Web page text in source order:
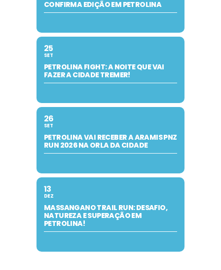
CONFIRMA EDIÇÃO EM PETROLINA
25
SET
PETROLINA FIGHT: A NOITE QUE VAI
FAZER A CIDADE TREMER!
26
SET
PETROLINA VAI RECEBER A ARAMIS PNZ
RUN 2026 NA ORLA DA CIDADE
13
DEZ
MASSANGANO TRAIL RUN: DESAFIO,
NATUREZA E SUPERAÇÃO EM
PETROLINA!